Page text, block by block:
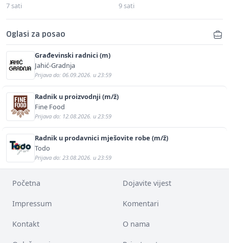
7 sati 9 sati
Oglasi za posao
Građevinski radnici (m)
Jahić-Gradnja
Prijava do: 06.09.2026. u 23:59
Radnik u proizvodnji (m/ž)
Fine Food
Prijava do: 12.08.2026. u 23:59
Radnik u prodavnici mješovite robe (m/ž)
Todo
Prijava do: 23.08.2026. u 23:59
Početna Dojavite vijest
Impressum Komentari
Kontakt O nama